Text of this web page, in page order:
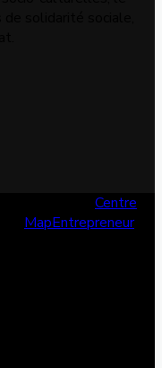
Centre
MapEntrepreneur